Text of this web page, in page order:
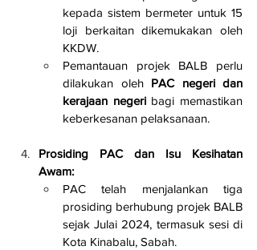
kepada sistem bermeter untuk 15
loji berkaitan dikemukakan oleh
KKDW.
Pemantauan projek BALB perlu
dilakukan oleh PAC negeri dan
kerajaan negeri bagi memastikan
keberkesanan pelaksanaan.
Prosiding PAC dan Isu Kesihatan
Awam:
PAC telah menjalankan tiga
prosiding berhubung projek BALB
sejak Julai 2024, termasuk sesi di
Kota Kinabalu, Sabah.